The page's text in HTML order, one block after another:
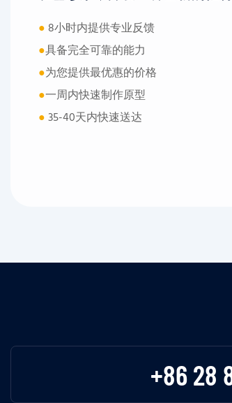
● 8小时内提供专业反馈
●具备完全可靠的能力
●为您提供最优惠的价格
●一周内快速制作原型
●35-40天内快速送达
+86 28